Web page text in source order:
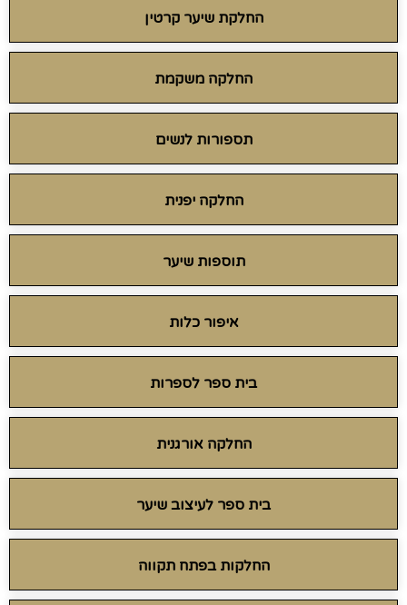
החלקת שיער קרטין
החלקה משקמת
תספורות לנשים
החלקה יפנית
תוספות שיער
איפור כלות
בית ספר לספרות
החלקה אורגנית
בית ספר לעיצוב שיער
החלקות בפתח תקווה